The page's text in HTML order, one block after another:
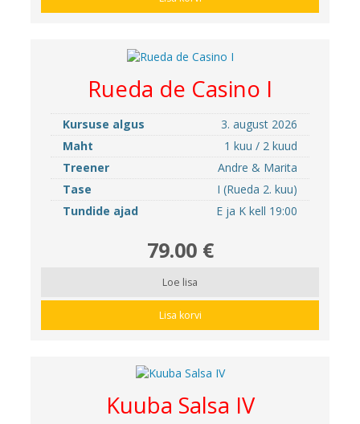
Rueda de Casino I
Kursuse algus
3. august 2026
Maht
1 kuu / 2 kuud
Treener
Andre & Marita
Tase
I (Rueda 2. kuu)
Tundide ajad
E ja K kell 19:00
79.00 €
Loe lisa
Lisa korvi
Kuuba Salsa IV